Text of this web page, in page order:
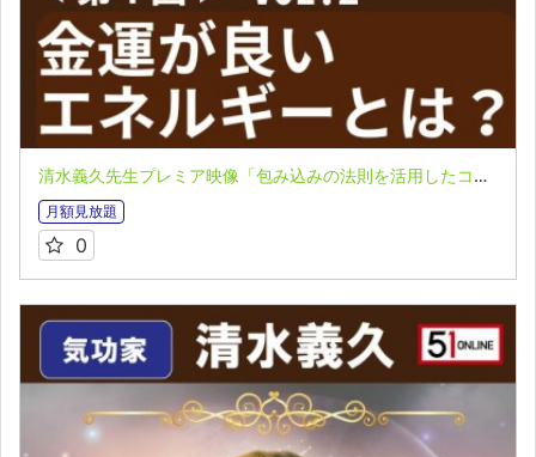
清水義久先生プレミア映像「包み込みの法則を活用したコーチング」第１回 VOL.２：金運が良いエネルギーとは？
月額見放題
0